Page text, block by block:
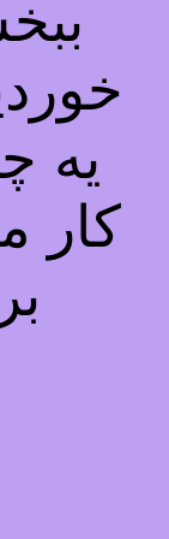
یه
کار